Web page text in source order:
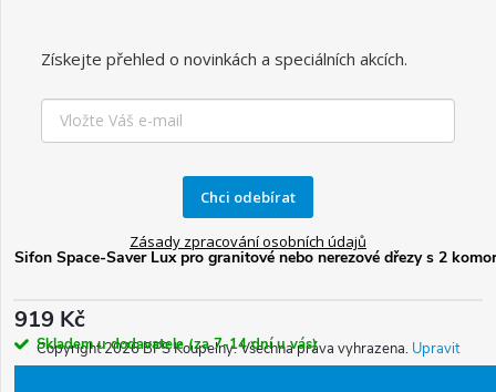
Sifon Space-Saver Lux pro granitové nebo nerezové dřezy s 2
919 Kč
Skladem u dodavatele (za 7-14 dní u vás)
Získejte přehled o novinkách a speciálních akcích.
Chci odebírat
Zásady zpracování osobních údajů
Copyright 2026BPS Koupelny. Všechna práva vyhrazena. Upravit